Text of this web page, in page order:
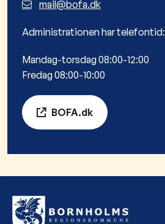
mail@bofa.dk
Administrationen har telefontid:
Mandag-torsdag 08:00-12:00
Fredag 08:00-10:00
BOFA.dk